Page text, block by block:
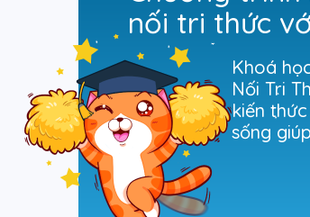
nối tri thức
Khoá
Nối Tri
kiến
sống